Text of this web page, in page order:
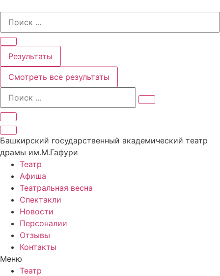
содержимому
Search
Результаты
Смотреть все результаты
Башкирский государственный академический театр
драмы им.М.Гафури
Театр
Афиша
Театральная весна
Спектакли
Новости
Персоналии
Отзывы
Контакты
Меню
Театр